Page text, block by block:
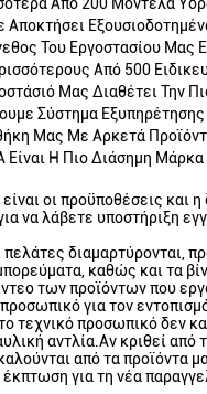
Αποκτήσει
Του Εργοστασίου Μας
Από 500
Μας Διαθέτει Την
Σύστημα
Μας Με Αρκετά
Είναι Η Πιο Διάσημη Μάρκα
είναι οι προϋποθέσεις και
να λάβετε υποστήριξη
πελάτες διαμαρτύρονται,
καθώς και τα
των προϊόντων που
για τον
τεχνικό προσωπικό δεν
αντλία.Αν κριθεί από
από τα προϊόντα
για τη νέα